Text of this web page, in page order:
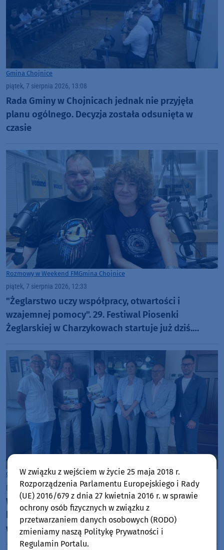
Gmina Chojnice
piątek, 7 sierpnia 2026, 13:08
Rada Gminy w Chojnicach jednak nie przyjęła
planu ogólnego. Decyzja została odsunięta w
czasie
Rozmowy w Weekend FMGmina Chojnice
piątek, 7 sierpnia 2026, 12:33
"Żeglarstwo uczy współpracy, otwartości i
wzajemnej pomocy". 29. Festiwal Piosenki
Żeglarskiej w Charzykowach startuje już dziś.
Gmina Chojnice
piątek, 7 sierpnia 2026, 09:36
Władze gminy Chojnice podpisały umowę na
kontynuację ścieżki rowerowej przy drodze
wojewódzkiej 212. Część miejska już powstaje
W związku z wejściem w życie 25 maja 2018 r.
Rozporządzenia Parlamentu Europejskiego i Rady
(UE) 2016/679 z dnia 27 kwietnia 2016 r. w sprawie
ochrony osób fizycznych w związku z
przetwarzaniem danych osobowych (RODO)
zmieniamy naszą Politykę Prywatności i
Regulamin Portalu.